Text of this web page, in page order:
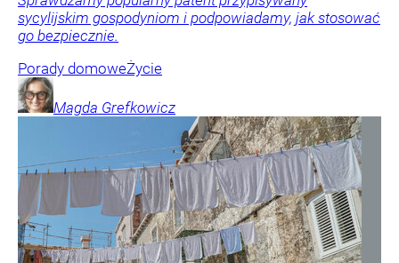
sycylijskim gospodyniom i podpowiadamy, jak stosować
go bezpiecznie.
Porady domoweŻycie
Magda Grefkowicz